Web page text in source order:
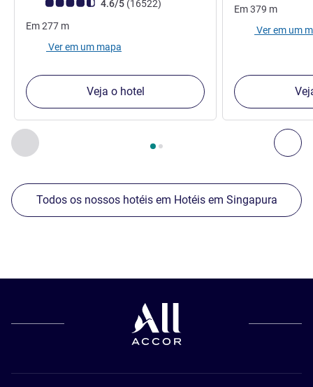
Anterior - Os nossos outros estabelecimentos nas
Página , Os nossos outros estabelecimentos nas
Nota clientes Avis (Classificação ALL)
4.6/5 (16522comentários
)
Em277 m
Ver em um mapa
Veja o hotel
Em379 m
Ver em um
Todos os nossos hotéis em Hotéis em Singapura